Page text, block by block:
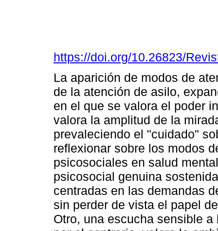
https://doi.org/10.26823/
La aparición de modos de
de la atención de asilo,
en el que se valora el poder
valora la amplitud de la
prevaleciendo el "cuidado"
reflexionar sobre los modos
psicosociales en salud
psicosocial genuina
centradas en las demandas
sin perder de vista el papel
Otro, una escucha sensible